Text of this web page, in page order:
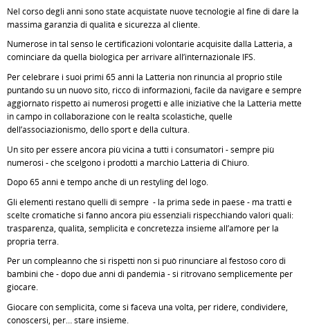
Nel corso degli anni sono state acquistate nuove tecnologie al fine di dare la
massima garanzia di qualità e sicurezza al cliente.
Numerose in tal senso le certificazioni volontarie acquisite dalla Latteria, a
cominciare da quella biologica per arrivare all’internazionale IFS.
Per celebrare i suoi primi 65 anni la Latteria non rinuncia al proprio stile
puntando su un nuovo sito, ricco di informazioni, facile da navigare e sempre
aggiornato rispetto ai numerosi progetti e alle iniziative che la Latteria mette
in campo in collaborazione con le realtà scolastiche, quelle
dell’associazionismo, dello sport e della cultura.
Un sito per essere ancora più vicina a tutti i consumatori - sempre più
numerosi - che scelgono i prodotti a marchio Latteria di Chiuro.
Dopo 65 anni è tempo anche di un restyling del logo.
Gli elementi restano quelli di sempre - la prima sede in paese - ma tratti e
scelte cromatiche si fanno ancora più essenziali rispecchiando valori quali:
trasparenza, qualità, semplicità e concretezza insieme all’amore per la
propria terra.
Per un compleanno che si rispetti non si può rinunciare al festoso coro di
bambini che - dopo due anni di pandemia - si ritrovano semplicemente per
giocare.
Giocare con semplicità, come si faceva una volta, per ridere, condividere,
conoscersi, per… stare insieme.